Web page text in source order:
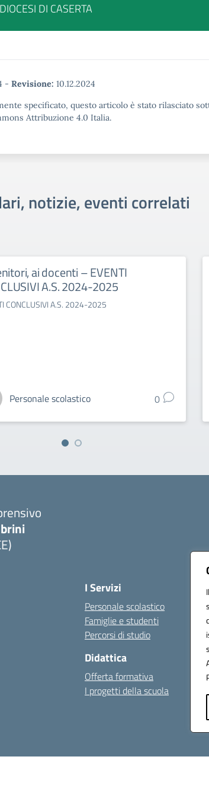
DIOCESI DI CASERTA
- Revisione: 10.12.2024
specificato, questo articolo è stato rilasciato
Attribuzione 4.0 Italia.
notizie, eventi correlati
ai docenti – EVENTI
A.S. 2024-2025
CONCLUSIVI A.S. 2024-2025
Personale scolastico 0
I Servizi
Personale scolastico
Famiglie e studenti
Percorsi di studio
Didattica
Offerta formativa
I progetti della scuola